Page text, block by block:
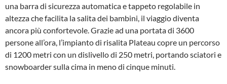
una barra di sicurezza automatica e tappeto regolabile in
altezza che facilita la salita dei bambini, il viaggio diventa
ancora più confortevole. Grazie ad una portata di 3600
persone all’ora, l’impianto di risalita Plateau copre un percorso
di 1200 metri con un dislivello di 250 metri, portando sciatori e
snowboarder sulla cima in meno di cinque minuti.